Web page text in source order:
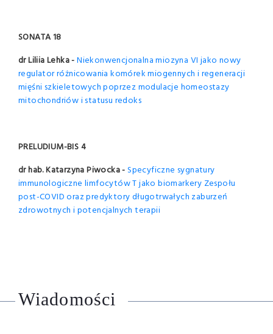
SONATA 18
dr Liliia Lehka -Niekonwencjonalna miozyna VI jako nowy
regulator różnicowania komórek miogennych i regeneracji
mięśni szkieletowych poprzez modulacje homeostazy
mitochondriów i statusu redoks
PRELUDIUM-BIS 4
dr hab. Katarzyna Piwocka -Specyficzne sygnatury
immunologiczne limfocytów T jako biomarkery Zespołu
post-COVID oraz predyktory długotrwałych zaburzeń
zdrowotnych i potencjalnych terapii
Wiadomości